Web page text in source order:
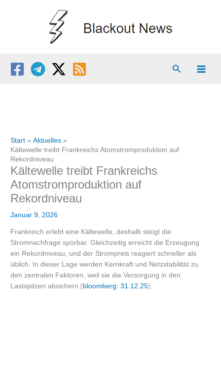
Suchen
Start
Aktuelles
Kältewelle treibt Frankreichs Atomstromproduktion auf
Rekordniveau
Kältewelle treibt Frankreichs
Atomstromproduktion auf
Rekordniveau
Januar 9, 2026
Frankreich erlebt eine Kältewelle, deshalb steigt die
Stromnachfrage spürbar. Gleichzeitig erreicht die Erzeugung
ein Rekordniveau, und der Strompreis reagiert schneller als
üblich. In dieser Lage werden Kernkraft und Netzstabilität zu
den zentralen Faktoren, weil sie die Versorgung in den
Lastspitzen absichern (bloomberg: 31.12.25).